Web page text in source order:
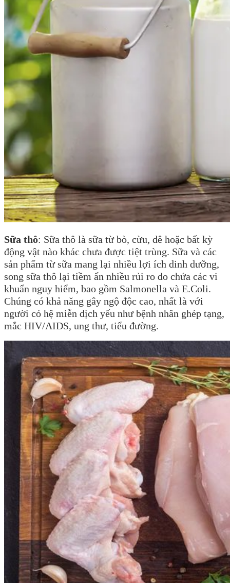
Sữa thô: Sữa thô là sữa từ bò, cừu, dê hoặc bất kỳ
động vật nào khác chưa được tiệt trùng. Sữa và các
sản phẩm từ sữa mang lại nhiều lợi ích dinh dưỡng,
song sữa thô lại tiềm ẩn nhiều rủi ro do chứa các vi
khuẩn nguy hiểm, bao gồm Salmonella và E.Coli.
Chúng có khả năng gây ngộ độc cao, nhất là với
người có hệ miễn dịch yếu như bệnh nhân ghép tạng,
mắc HIV/AIDS, ung thư, tiểu đường.